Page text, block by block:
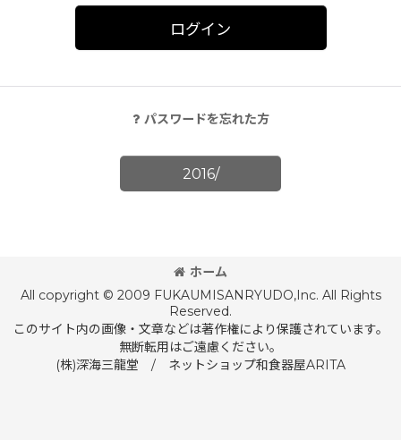
ログイン
パスワードを忘れた方
2016/
ホーム
All copyright © 2009 FUKAUMISANRYUDO,Inc. All Rights
Reserved.
このサイト内の画像・文章などは著作権により保護されています。
無断転用はご遠慮ください。
(株)深海三龍堂 / ネットショップ和食器屋ARITA